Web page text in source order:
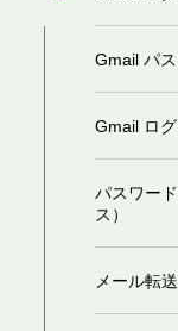
Gmail パス
Gmail ログ
パスワー
ス）
メール転